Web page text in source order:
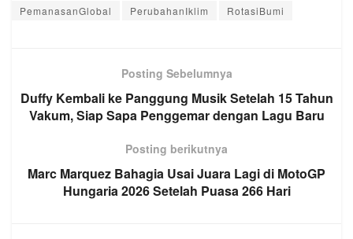
PemanasanGlobal
PerubahanIklim RotasiBumi
Posting Sebelumnya
Duffy Kembali ke Panggung Musik Setelah 15 Tahun
Vakum, Siap Sapa Penggemar dengan Lagu Baru
Posting berikutnya
Marc Marquez Bahagia Usai Juara Lagi di MotoGP
Hungaria 2026 Setelah Puasa 266 Hari